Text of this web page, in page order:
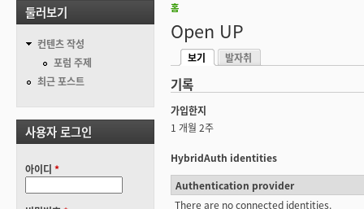
현재 위치
홈
Open UP
기본탭
보기
발자취
기록
가입한지
1 개월 2주
HybridAuth identities
Authentication provider
There are no connected identities.
둘러보기
컨텐츠 작성
포럼 주제
최근 포스트
사용자 로그인
아이디 *